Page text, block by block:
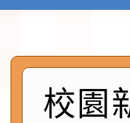
檢送
及師
實施
115年
程
函轉
校園